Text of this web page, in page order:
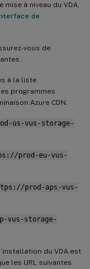
à niveau du VDA,
de
vous de
:
à la liste
programmes
Azure CDN.
us-vus-storage-
prod-eu-vus-
prod-aps-vus-
vus-storage-
du VDA est
les URL suivantes